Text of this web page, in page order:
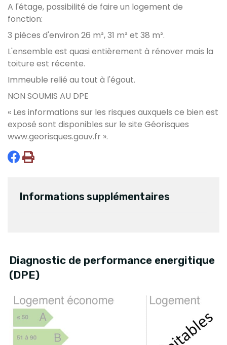
A l'étage, possibilité de faire un logement de
fonction:
3 pièces d'environ 26 m², 31 m² et 38 m².
L'ensemble est quasi entièrement à rénover mais la
toiture est récente.
Immeuble relié au tout à l'égout.
NON SOUMIS AU DPE
« Les informations sur les risques auxquels ce bien est
exposé sont disponibles sur le site Géorisques
www.georisques.gouv.fr ».
Informations supplémentaires
Diagnostic de performance energitique
(DPE)